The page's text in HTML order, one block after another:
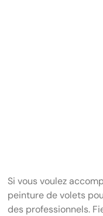
Si vous voulez
peinture de volets
des professionnels.